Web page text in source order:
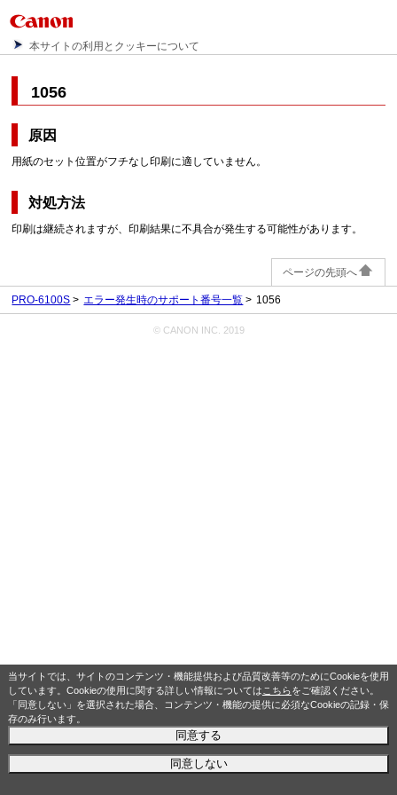
当サイトでは、サイトのコンテンツ・機能提供および品質改善等のためにCookieを使用
しています。Cookieの使用に関する詳しい情報については こちらをご確認ください。
「同意しない」を選択された場合、コンテンツ・機能の提供に必須なCookieの記録・保
存のみ行います。
同意する
同意しない
本サイトの利用とクッキーについて
1056
原因
用紙のセット位置がフチなし印刷に適していません。
対処方法
印刷は継続されますが、印刷結果に不具合が発生する可能性があります。
ページの先頭へ
PRO-6100S エラー発生時のサポート番号一覧 1056
© CANON INC. 2019